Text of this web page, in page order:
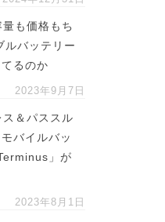
も価格もち
ルバッテリー
るのか
2023年9月7日
＆パススル
バイルバッ
」が
2023年8月1日